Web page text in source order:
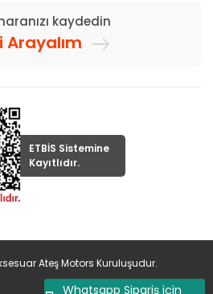
Whatsapp Sipariş için
kaydedin
Arayalım
ETBİS Sistemine
Kayıtlıdır.
Ateş Motors Kuruluşudur.